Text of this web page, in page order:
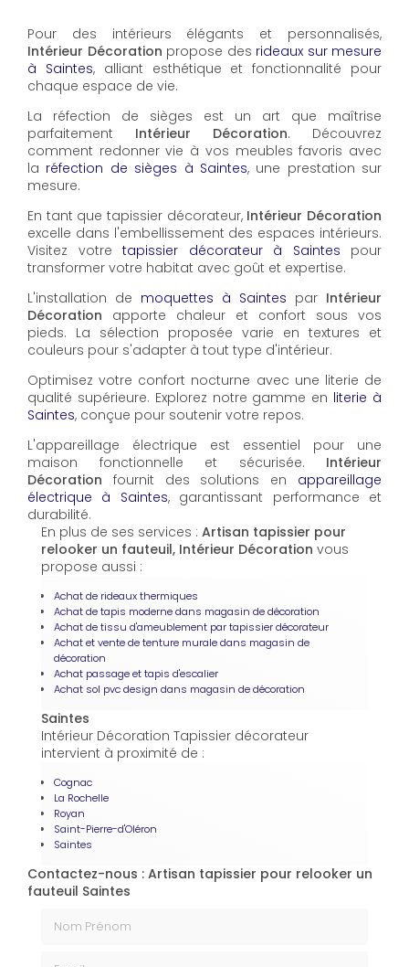
Pour des intérieurs élégants et personnalisés,
Intérieur Décoration propose des rideaux sur mesure
à Saintes, alliant esthétique et fonctionnalité pour
chaque espace de vie.
La réfection de sièges est un art que maîtrise
parfaitement Intérieur Décoration. Découvrez
comment redonner vie à vos meubles favoris avec
la réfection de sièges à Saintes, une prestation sur
mesure.
En tant que tapissier décorateur, Intérieur Décoration
excelle dans l'embellissement des espaces intérieurs.
Visitez votre tapissier décorateur à Saintes pour
transformer votre habitat avec goût et expertise.
L'installation de moquettes à Saintes par Intérieur
Décoration apporte chaleur et confort sous vos
pieds. La sélection proposée varie en textures et
couleurs pour s'adapter à tout type d'intérieur.
Optimisez votre confort nocturne avec une literie de
qualité supérieure. Explorez notre gamme en literie à
Saintes, conçue pour soutenir votre repos.
L'appareillage électrique est essentiel pour une
maison fonctionnelle et sécurisée. Intérieur
Décoration fournit des solutions en appareillage
électrique à Saintes, garantissant performance et
durabilité.
En plus de ses services : Artisan tapissier pour
relooker un fauteuil, Intérieur Décoration vous
propose aussi :
Achat de rideaux thermiques
Achat de tapis moderne dans magasin de décoration
Achat de tissu d'ameublement par tapissier décorateur
Achat et vente de tenture murale dans magasin de
décoration
Achat passage et tapis d'escalier
Achat sol pvc design dans magasin de décoration
Saintes
Intérieur Décoration Tapissier décorateur
intervient à proximité de :
Cognac
La Rochelle
Royan
Saint-Pierre-d'Oléron
Saintes
Contactez-nous : Artisan tapissier pour relooker un
fauteuil Saintes